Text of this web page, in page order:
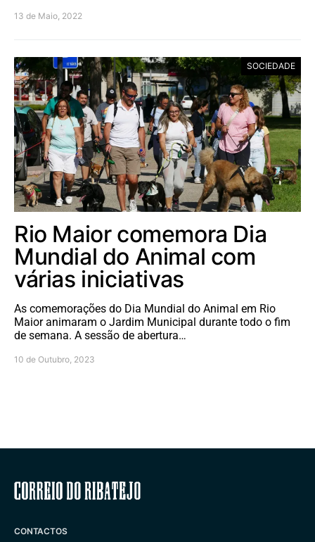
13 de Maio, 2022
SOCIEDADE
Rio Maior comemora Dia
Mundial do Animal com
várias iniciativas
As comemorações do Dia Mundial do Animal em Rio
Maior animaram o Jardim Municipal durante todo o fim
de semana. A sessão de abertura…
10 de Outubro, 2023
Correio do Ribatejo
CONTACTOS